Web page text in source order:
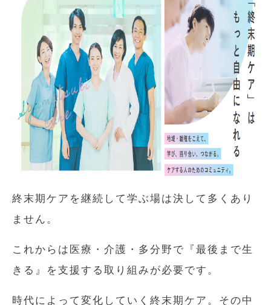
終末期ケアを継続して学ぶ場は決して多くあり
ません。
これからは医療・介護・多分野で『最後まで生
きる』を支援する取り組みが必要です。
時代によって変化していく終末期ケア。その中